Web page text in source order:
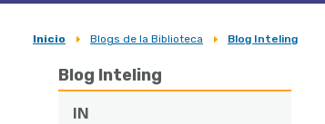
Sobrescribir
enlaces
Inicio Blogs de la Biblioteca Blog Inteling
Blog Inteling
IN